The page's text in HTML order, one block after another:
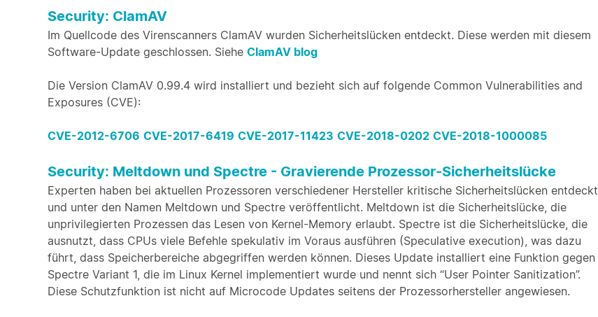
Security: ClamAV
Im Quellcode des Virenscanners ClamAV wurden Sicherheitslücken entdeckt. Diese werden mit diesem
Software-Update geschlossen. Siehe ClamAV blog
Die Version ClamAV 0.99.4 wird installiert und bezieht sich auf folgende Common Vulnerabilities and
Exposures (CVE):
CVE-2012-6706 CVE-2017-6419 CVE-2017-11423 CVE-2018-0202 CVE-2018-1000085
Security: Meltdown und Spectre - Gravierende Prozessor-Sicherheitslücke
Experten haben bei aktuellen Prozessoren verschiedener Hersteller kritische Sicherheitslücken entdeckt
und unter den Namen Meltdown und Spectre veröffentlicht. Meltdown ist die Sicherheitslücke, die
unprivilegierten Prozessen das Lesen von Kernel-Memory erlaubt. Spectre ist die Sicherheitslücke, die
ausnutzt, dass CPUs viele Befehle spekulativ im Voraus ausführen (Speculative execution), was dazu
führt, dass Speicherbereiche abgegriffen werden können. Dieses Update installiert eine Funktion gegen
Spectre Variant 1, die im Linux Kernel implementiert wurde und nennt sich “User Pointer Sanitization”.
Diese Schutzfunktion ist nicht auf Microcode Updates seitens der Prozessorhersteller angewiesen.